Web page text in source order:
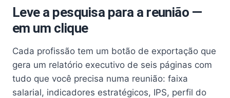
Leve a pesquisa para a reunião —
em um clique
Cada profissão tem um botão de exportação que
gera um relatório executivo de seis páginas com
tudo que você precisa numa reunião: faixa
salarial, indicadores estratégicos, IPS, perfil do